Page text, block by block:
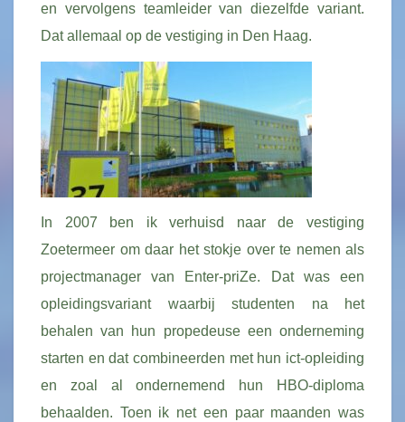
en vervolgens teamleider van diezelfde variant.
Dat allemaal op de vestiging in Den Haag.
In 2007 ben ik verhuisd naar de vestiging
Zoetermeer om daar het stokje over te nemen als
projectmanager van Enter-priZe. Dat was een
opleidingsvariant waarbij studenten na het
behalen van hun propedeuse een onderneming
starten en dat combineerden met hun ict-opleiding
en zoal al ondernemend hun HBO-diploma
behaalden. Toen ik net een paar maanden was